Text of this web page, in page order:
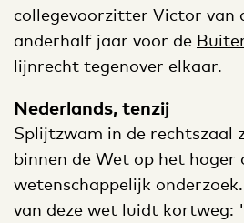
collegevoorzitter Victor van
anderhalf jaar voor de
lijnrecht tegenover elkaar.
Nederlands, tenzij
Splijtzwam in de rechtszaal
binnen de Wet op het hoger
wetenschappelijk
van deze wet luidt kortweg: